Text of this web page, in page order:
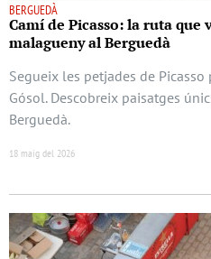
BERGUEDÀ
Camí de Picasso: la ruta que
malagueny al Berguedà
Segueix les petjades de
Gósol. Descobreix paisatges
Berguedà.
18 maig del 2026